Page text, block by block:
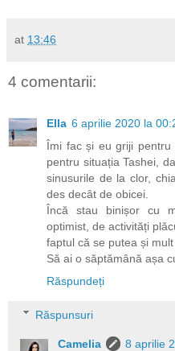
at 13:46
4 comentarii:
Ella 6 aprilie 2020 la
Îmi fac și eu griji
pentru situația Tashei,
sinusurile de la clor,
des decât de obicei.
Încă stau binișor cu
optimist, de activități
faptul că se putea și mult
Să ai o săptămână așa
Răspundeți
Răspunsuri
Camelia
8 aprilie